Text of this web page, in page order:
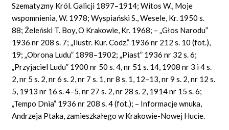
Szematyzmy Król. Galicji 1897–1914; Witos W., Moje
wspomnienia, W. 1978; Wyspiański S., Wesele, Kr. 1950 s.
88; Żeleński T. Boy, O Krakowie, Kr. 1968; – „Głos Narodu”
1936 nr 208 s. 7; „Ilustr. Kur. Codz.” 1936 nr 212 s. 10 (fot.),
19; „Obrona Ludu” 1898–1902; „Piast” 1936 nr 32 s. 6;
„Przyjaciel Ludu” 1900 nr 50 s. 4, nr 51 s. 14, 1908 nr 3 i 4 s.
2, nr 5 s. 2, nr 6 s. 2, nr 7 s. 1, nr 8 s. 1, 12–13, nr 9 s. 2, nr 12 s.
5, 1913 nr 16 s. 4–5, nr 27 s. 2, nr 28 s. 2, 1914 nr 15 s. 6;
„Tempo Dnia” 1936 nr 208 s. 4 (fot.); – Informacje wnuka,
Andrzeja Ptaka, zamieszkałego w Krakowie-Nowej Hucie.